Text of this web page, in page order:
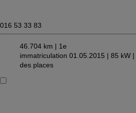
016 53 33 83
46.704 km | 1e
immatriculation 01.05.2015 | 85 kW |
des places